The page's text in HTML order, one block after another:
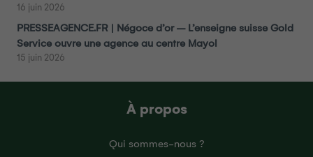
16 juin 2026
PRESSEAGENCE.FR | Négoce d’or – L’enseigne suisse Gold
Service ouvre une agence au centre Mayol
15 juin 2026
À propos
Qui sommes-nous ?